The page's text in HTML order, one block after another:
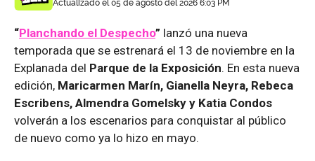
Actualizado el 05 de agosto del 2026 6:03 PM
“Planchando el Despecho” lanzó una nueva
temporada que se estrenará el 13 de noviembre en la
Explanada del Parque de la Exposición. En esta nueva
edición, Maricarmen Marín, Gianella Neyra, Rebeca
Escribens, Almendra Gomelsky y Katia Condos
volverán a los escenarios para conquistar al público
de nuevo como ya lo hizo en mayo.